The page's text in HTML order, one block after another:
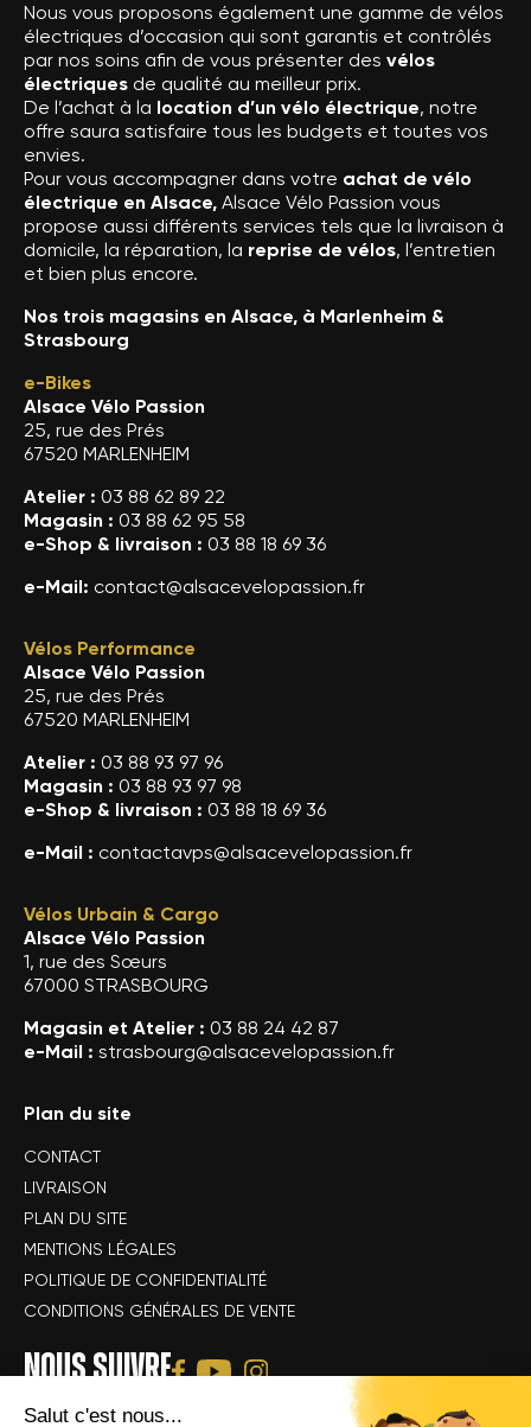
Nous vous proposons également une gamme de vélos
électriques d’occasion qui sont garantis et contrôlés
par nos soins afin de vous présenter des vélos
électriques de qualité au meilleur prix.
De l’achat à la location d’un vélo électrique, notre
offre saura satisfaire tous les budgets et toutes vos
envies.
Pour vous accompagner dans votre achat de vélo
électrique en Alsace, Alsace Vélo Passion vous
propose aussi différents services tels que la livraison à
domicile, la réparation, la reprise de vélos, l’entretien
et bien plus encore.
Nos trois magasins en Alsace, à Marlenheim &
Strasbourg
e-Bikes
Alsace Vélo Passion
25, rue des Prés
67520 MARLENHEIM
Atelier : 03 88 62 89 22
Magasin : 03 88 62 95 58
e-Shop & livraison : 03 88 18 69 36
e-Mail: contact@alsacevelopassion.fr
Vélos Performance
Alsace Vélo Passion
25, rue des Prés
67520 MARLENHEIM
Atelier : 03 88 93 97 96
Magasin : 03 88 93 97 98
e-Shop & livraison : 03 88 18 69 36
e-Mail : contactavps@alsacevelopassion.fr
Vélos Urbain & Cargo
Alsace Vélo Passion
1, rue des Sœurs
67000 STRASBOURG
Magasin et Atelier : 03 88 24 42 87
e-Mail : strasbourg@alsacevelopassion.fr
Plan du site
CONTACT
LIVRAISON
PLAN DU SITE
MENTIONS LÉGALES
POLITIQUE DE CONFIDENTIALITÉ
CONDITIONS GÉNÉRALES DE VENTE
NOUS SUIVRE
Salut c'est nous...